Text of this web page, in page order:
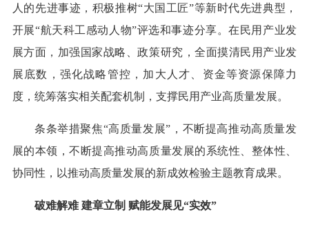
人的先进事迹，积极推树“大国工匠”等新时代先进典型，
开展“航天科工感动人物”评选和事迹分享。在民用产业发
展方面，加强国家战略、政策研究，全面摸清民用产业发
展底数，强化战略管控，加大人才、资金等资源保障力
度，统筹落实相关配套机制，支撑民用产业高质量发展。
条条举措聚焦“高质量发展”，不断提高推动高质量发
展的本领，不断提高推动高质量发展的系统性、整体性、
协同性，以推动高质量发展的新成效检验主题教育成果。
破难解难 建章立制 赋能发展见“实效”